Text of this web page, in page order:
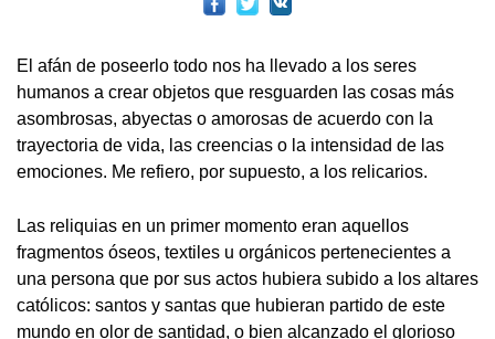
El afán de poseerlo todo nos ha llevado a los seres
humanos a crear objetos que resguarden las cosas más
asombrosas, abyectas o amorosas de acuerdo con la
trayectoria de vida, las creencias o la intensidad de las
emociones. Me refiero, por supuesto, a los relicarios.
Las reliquias en un primer momento eran aquellos
fragmentos óseos, textiles u orgánicos pertenecientes a
una persona que por sus actos hubiera subido a los altares
católicos: santos y santas que hubieran partido de este
mundo en olor de santidad, o bien alcanzado el glorioso